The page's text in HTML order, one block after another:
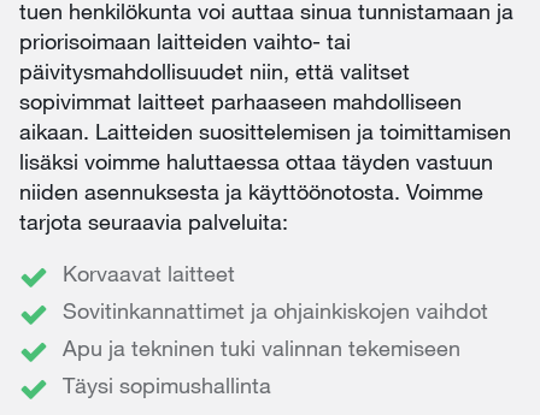
tuen henkilökunta voi auttaa sinua tunnistamaan ja
priorisoimaan laitteiden vaihto- tai
päivitysmahdollisuudet niin, että valitset
sopivimmat laitteet parhaaseen mahdolliseen
aikaan. Laitteiden suosittelemisen ja toimittamisen
lisäksi voimme haluttaessa ottaa täyden vastuun
niiden asennuksesta ja käyttöönotosta. Voimme
tarjota seuraavia palveluita:
Korvaavat laitteet
Sovitinkannattimet ja ohjainkiskojen vaihdot
Apu ja tekninen tuki valinnan tekemiseen
Täysi sopimushallinta